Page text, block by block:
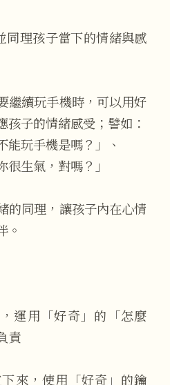
同理孩子當下的情緒與感
繼續玩手機時，可以用好
孩子的情緒感受；譬如：
能玩手機是嗎？」、
很生氣，對嗎？」
的同理，讓孩子內在心情
。
運用「好奇」的「怎麼
責
來，使用「好奇」的鑰